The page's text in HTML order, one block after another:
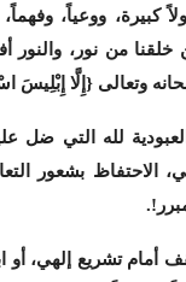
كبيرة، ووعياً،
من نور، والنور
وتعالى {إِلَّا إِبْلِيسَ
لله التي ضل
الاحتفاظ بشعور
أمام تشريع إلهي، أو